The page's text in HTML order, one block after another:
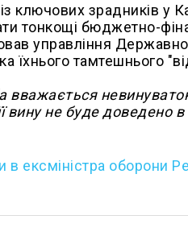
зрадників у
тонкощі бюджетно-
управління
тамтешнього
вважається
не буде доведено
ексміністра оборони